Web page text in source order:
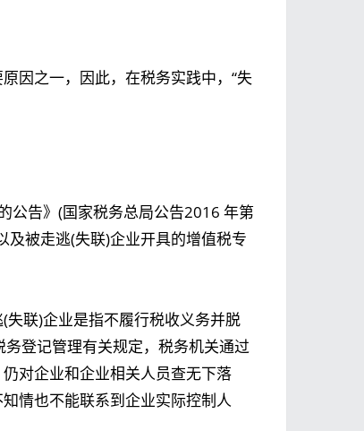
因之一，因此，在税务实践中，“失
公告》(国家税务总局公告2016 年第
及被走逃(失联)企业开具的增值税专
联)企业是指不履行税收义务并脱
登记管理有关规定，税务机关通过
对企业和企业相关人员查无下落
情也不能联系到企业实际控制人